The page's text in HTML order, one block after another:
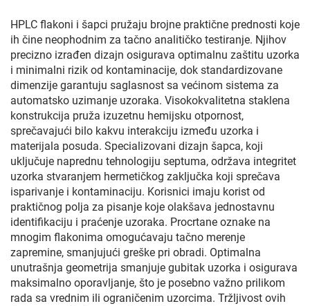
HPLC flakoni i šapci pružaju brojne praktične prednosti koje
ih čine neophodnim za tačno analitičko testiranje. Njihov
precizno izrađen dizajn osigurava optimalnu zaštitu uzorka
i minimalni rizik od kontaminacije, dok standardizovane
dimenzije garantuju saglasnost sa većinom sistema za
automatsko uzimanje uzoraka. Visokokvalitetna staklena
konstrukcija pruža izuzetnu hemijsku otpornost,
sprečavajući bilo kakvu interakciju između uzorka i
materijala posuda. Specializovani dizajn šapca, koji
uključuje naprednu tehnologiju septuma, održava integritet
uzorka stvaranjem hermetičkog zaključka koji sprečava
isparivanje i kontaminaciju. Korisnici imaju korist od
praktičnog polja za pisanje koje olakšava jednostavnu
identifikaciju i praćenje uzoraka. Procrtane oznake na
mnogim flakonima omogućavaju tačno merenje
zapremine, smanjujući greške pri obradi. Optimalna
unutrašnja geometrija smanjuje gubitak uzorka i osigurava
maksimalno oporavljanje, što je posebno važno prilikom
rada sa vrednim ili ograničenim uzorcima. Tržljivost ovih